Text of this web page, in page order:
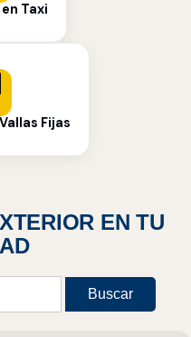
Taxi
Fijas
EN TU
Buscar